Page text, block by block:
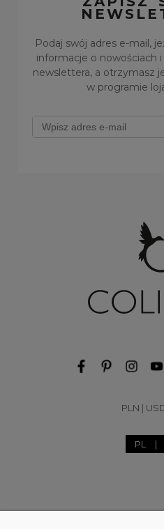
Podaj swój adres e-mail,
informacje o nowościach
newslettera, a otrzymasz
w programie
PLN |
PL |